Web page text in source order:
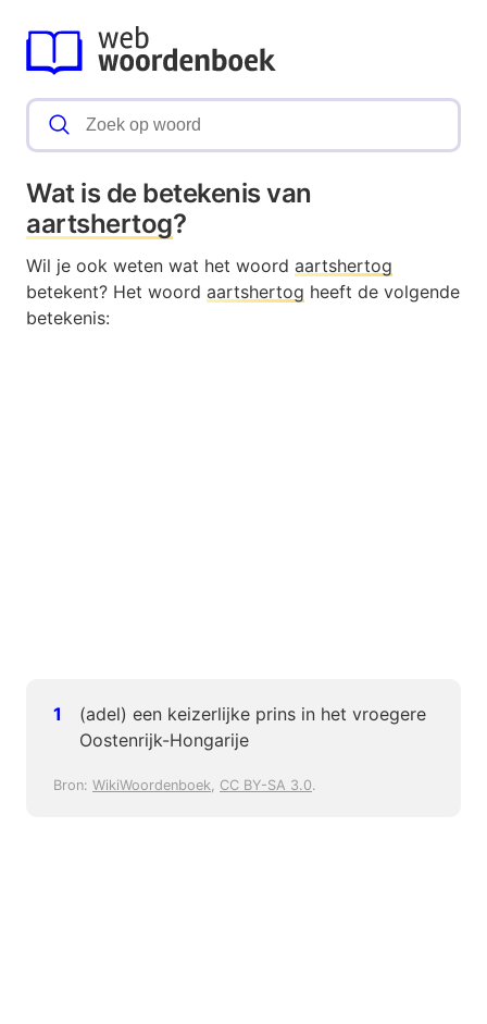
Wat is de betekenis van
aartshertog?
Wil je ook weten wat het woord aartshertog
betekent? Het woord aartshertog heeft de volgende
betekenis:
(adel) een keizerlijke prins in het vroegere
Oostenrijk-Hongarije
Bron: WikiWoordenboek, CC BY-SA 3.0.